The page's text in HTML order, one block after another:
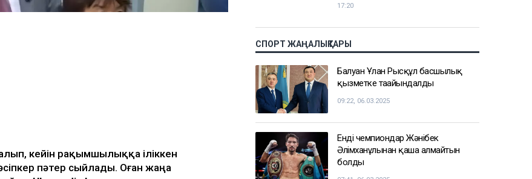
кейін рақымшылыққа іліккен
пәтер сыйлады. Оған жаңа
17:20
СПОРТ ЖАҢАЛЫҚТАРЫ
Балуан Ұлан Рысқұл басшылық
қызметке тағайындалды
09:22, 06.03.2025
Енді чемпиондар Жәнібек
Әлімханұлынан қаша алмайтын
болды